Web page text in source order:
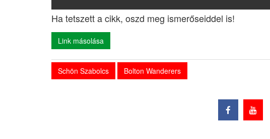
Ha tetszett a cikk, oszd meg ismerőseiddel is!
Link másolása
Schön Szabolcs Bolton Wanderers